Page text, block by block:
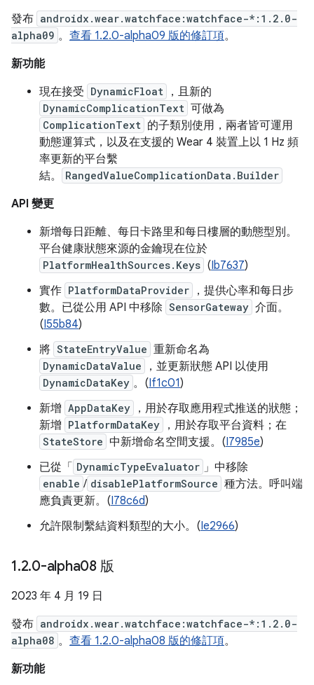
發布 androidx.wear.watchface:watchface-*:1.2.0-
alpha09 。 查看 1.2.0-alpha09 版的修訂項。
新功能
現在接受 DynamicFloat ，且新的
DynamicComplicationText 可做為
ComplicationText 的子類別使用，兩者皆可運用
動態運算式，以及在支援的 Wear 4 裝置上以 1 Hz 頻
率更新的平台繫
結。
RangedValueComplicationData.Builder
API 變更
新增每日距離、每日卡路里和每日樓層的動態型別。
平台健康狀態來源的金鑰現在位於
PlatformHealthSources.Keys (Ib7637)
實作 PlatformDataProvider
，提供心率和每日步
數。已從公用 API 中移除 SensorGateway 介面。
(I55b84)
將 StateEntryValue 重新命名為
DynamicDataValue ，並更新狀態 API 以使用
DynamicDataKey 。(If1c01)
新增 AppDataKey
，用於存取應用程式推送的狀態；
新增 PlatformDataKey ，用於存取平台資料；在
StateStore 中新增命名空間支援。(I7985e)
已從「
DynamicTypeEvaluator 」中移除
enable / disablePlatformSource 種方法。呼叫端
應負責更新。(I78c6d)
允許限制繫結資料類型的大小。(Ie2966)
1.2.0-alpha08 版
2023 年 4 月 19 日
發布 androidx.wear.watchface:watchface-*:1.2.0-
alpha08 。 查看 1.2.0-alpha08 版的修訂項。
新功能